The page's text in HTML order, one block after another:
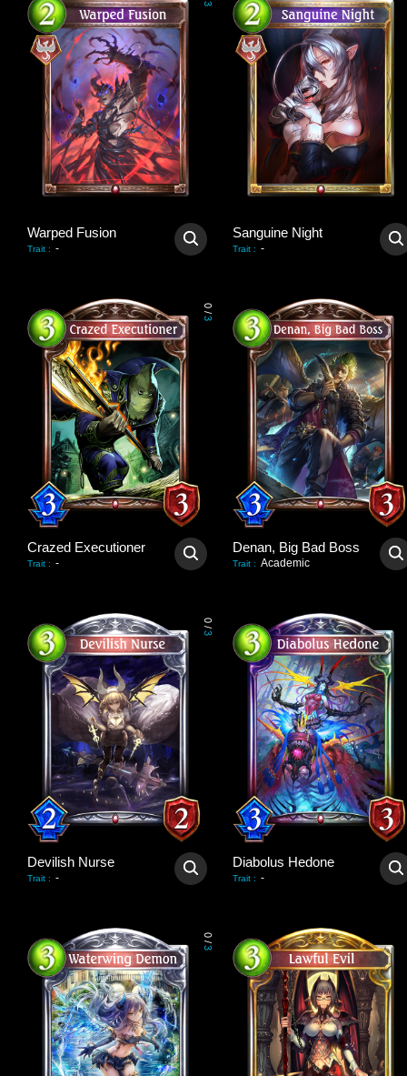
3
Warped Fusion
Trait : -
Sanguine Night
Trait : -
0
/
3
Crazed Executioner
Trait : -
Denan, Big Bad Boss
Trait : Academic
0
/
3
Devilish Nurse
Trait : -
Diabolus Hedone
Trait : -
0
/
3